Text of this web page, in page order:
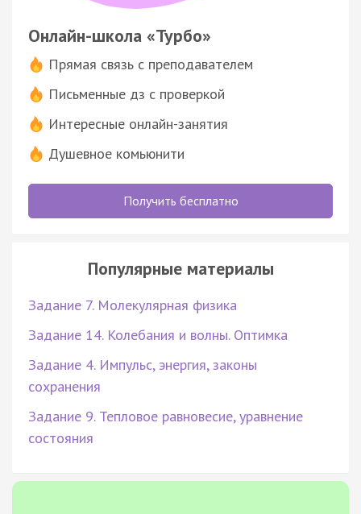
Онлайн-школа «Турбо»
Прямая связь с преподавателем
Письменные дз с проверкой
Интересные онлайн-занятия
Душевное комьюнити
Получить бесплатно
Популярные материалы
Задание 7. Молекулярная физика
Задание 14. Колебания и волны. Оптимка
Задание 4. Импульс, энергия, законы
сохранения
Задание 9. Тепловое равновесие, уравнение
состояния